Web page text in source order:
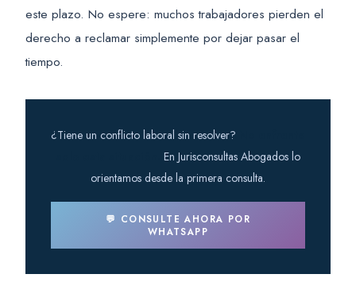
este plazo. No espere: muchos trabajadores pierden el
derecho a reclamar simplemente por dejar pasar el
tiempo.
¿Tiene un conflicto laboral sin resolver?
En Jurisconsultas Abogados lo
orientamos desde la primera consulta.
💬 CONSULTE AHORA POR
WHATSAPP